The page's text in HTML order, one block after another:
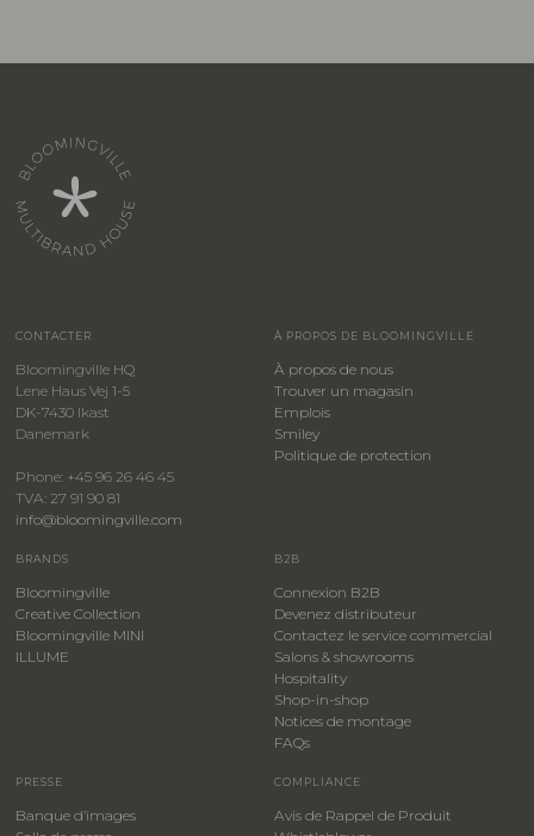
CONTACTER
Bloomingville HQ
Lene Haus Vej 1-5
DK-7430 Ikast
Danemark
Phone: +45 96 26 46 45
TVA: 27 91 90 81
info@bloomingville.com
À PROPOS DE BLOOMINGVILLE
À propos de nous
Trouver un magasin
Emplois
Smiley
​Politique de protection
BRANDS
Bloomingville
Creative Collection
Bloomingville MINI
ILLUME
B2B
Connexion B2B
Devenez distributeur
Contactez le service commercial
Salons & showrooms
Hospitality
​Shop-in-shop
Notices de montage
FAQs
PRESSE
Banque d’images
COMPLIANCE
Avis de Rappel de Produit